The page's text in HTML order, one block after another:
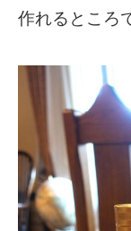
作れるところ